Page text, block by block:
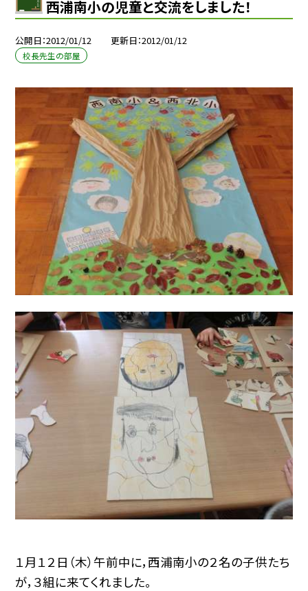
西浦南小の児童と交流をしました！
公開日 2012/01/12 更新日 2012/01/12
校長先生の部屋
１月１２日（木）午前中に，西浦南小の２名の子供たち
が，３組に来てくれました。